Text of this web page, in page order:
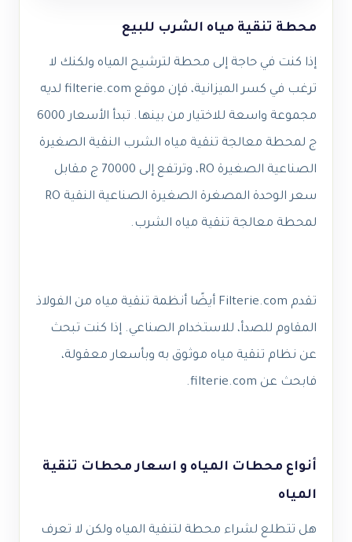
محطة تنقية مياه الشرب للبيع
إذا كنت في حاجة إلى محطة لترشيح المياه ولكنك لا
ترغب في كسر الميزانية، فإن موقع filterie.com لديه
مجموعة واسعة للاختيار من بينها. تبدأ الأسعار 6000
ج لمحطة معالجة تنقية مياه الشرب النقية الصغيرة
الصناعية الصغيرة RO، وترتفع إلى 70000 ج مقابل
سعر الوحدة المصغرة الصغيرة الصناعية النقية RO
لمحطة معالجة تنقية مياه الشرب.
تقدم Filterie.com أيضًا أنظمة تنقية مياه من الفولاذ
المقاوم للصدأ، للاستخدام الصناعي. إذا كنت تبحث
عن نظام تنقية مياه موثوق به وبأسعار معقولة،
فابحث عن filterie.com.
أنواع محطات المياه و اسعار محطات تنقية
المياه
هل تتطلع لشراء محطة لتنقية المياه ولكن لا تعرف